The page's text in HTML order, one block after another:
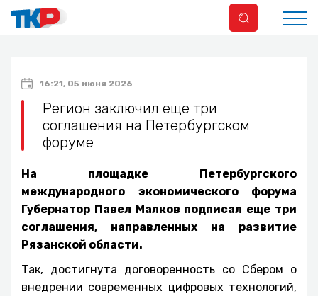
16:21, 05 июня 2026
Регион заключил еще три
соглашения на Петербургском
форуме
На площадке Петербургского
международного экономического форума
Губернатор Павел Малков подписал еще три
соглашения, направленных на развитие
Рязанской области.
Так, достигнута договоренность со Сбером о
внедрении современных цифровых технологий,